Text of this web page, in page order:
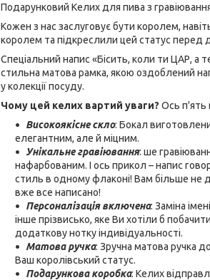
Подарунковий Келих для пива з
Кожен з нас заслуговує бути королем,
королем та підкреслили цей статус
Спеціальний напис «Бісить, коли ти ЦАР,
стильна матова рамка, якою оздоблений
у колекції посуду.
Чому цей келих вартий уваги? Ось п'ять
Високоякісне скло: Бокал
елегантним, але й міцним.
Унікальне гравіювання: ше
нафарбованим. І ось прикол – напис
стиль в одному флаконі! Вам більше не
вже все написано!
Персоналізація включена: Заміна
інше прізвисько, яке Ви хотіли б
додаткову нотку індивідуальності.
Матова ручка: Зручна матова ручка
Ваш королівський статус.
Подарункова коробка: Келих